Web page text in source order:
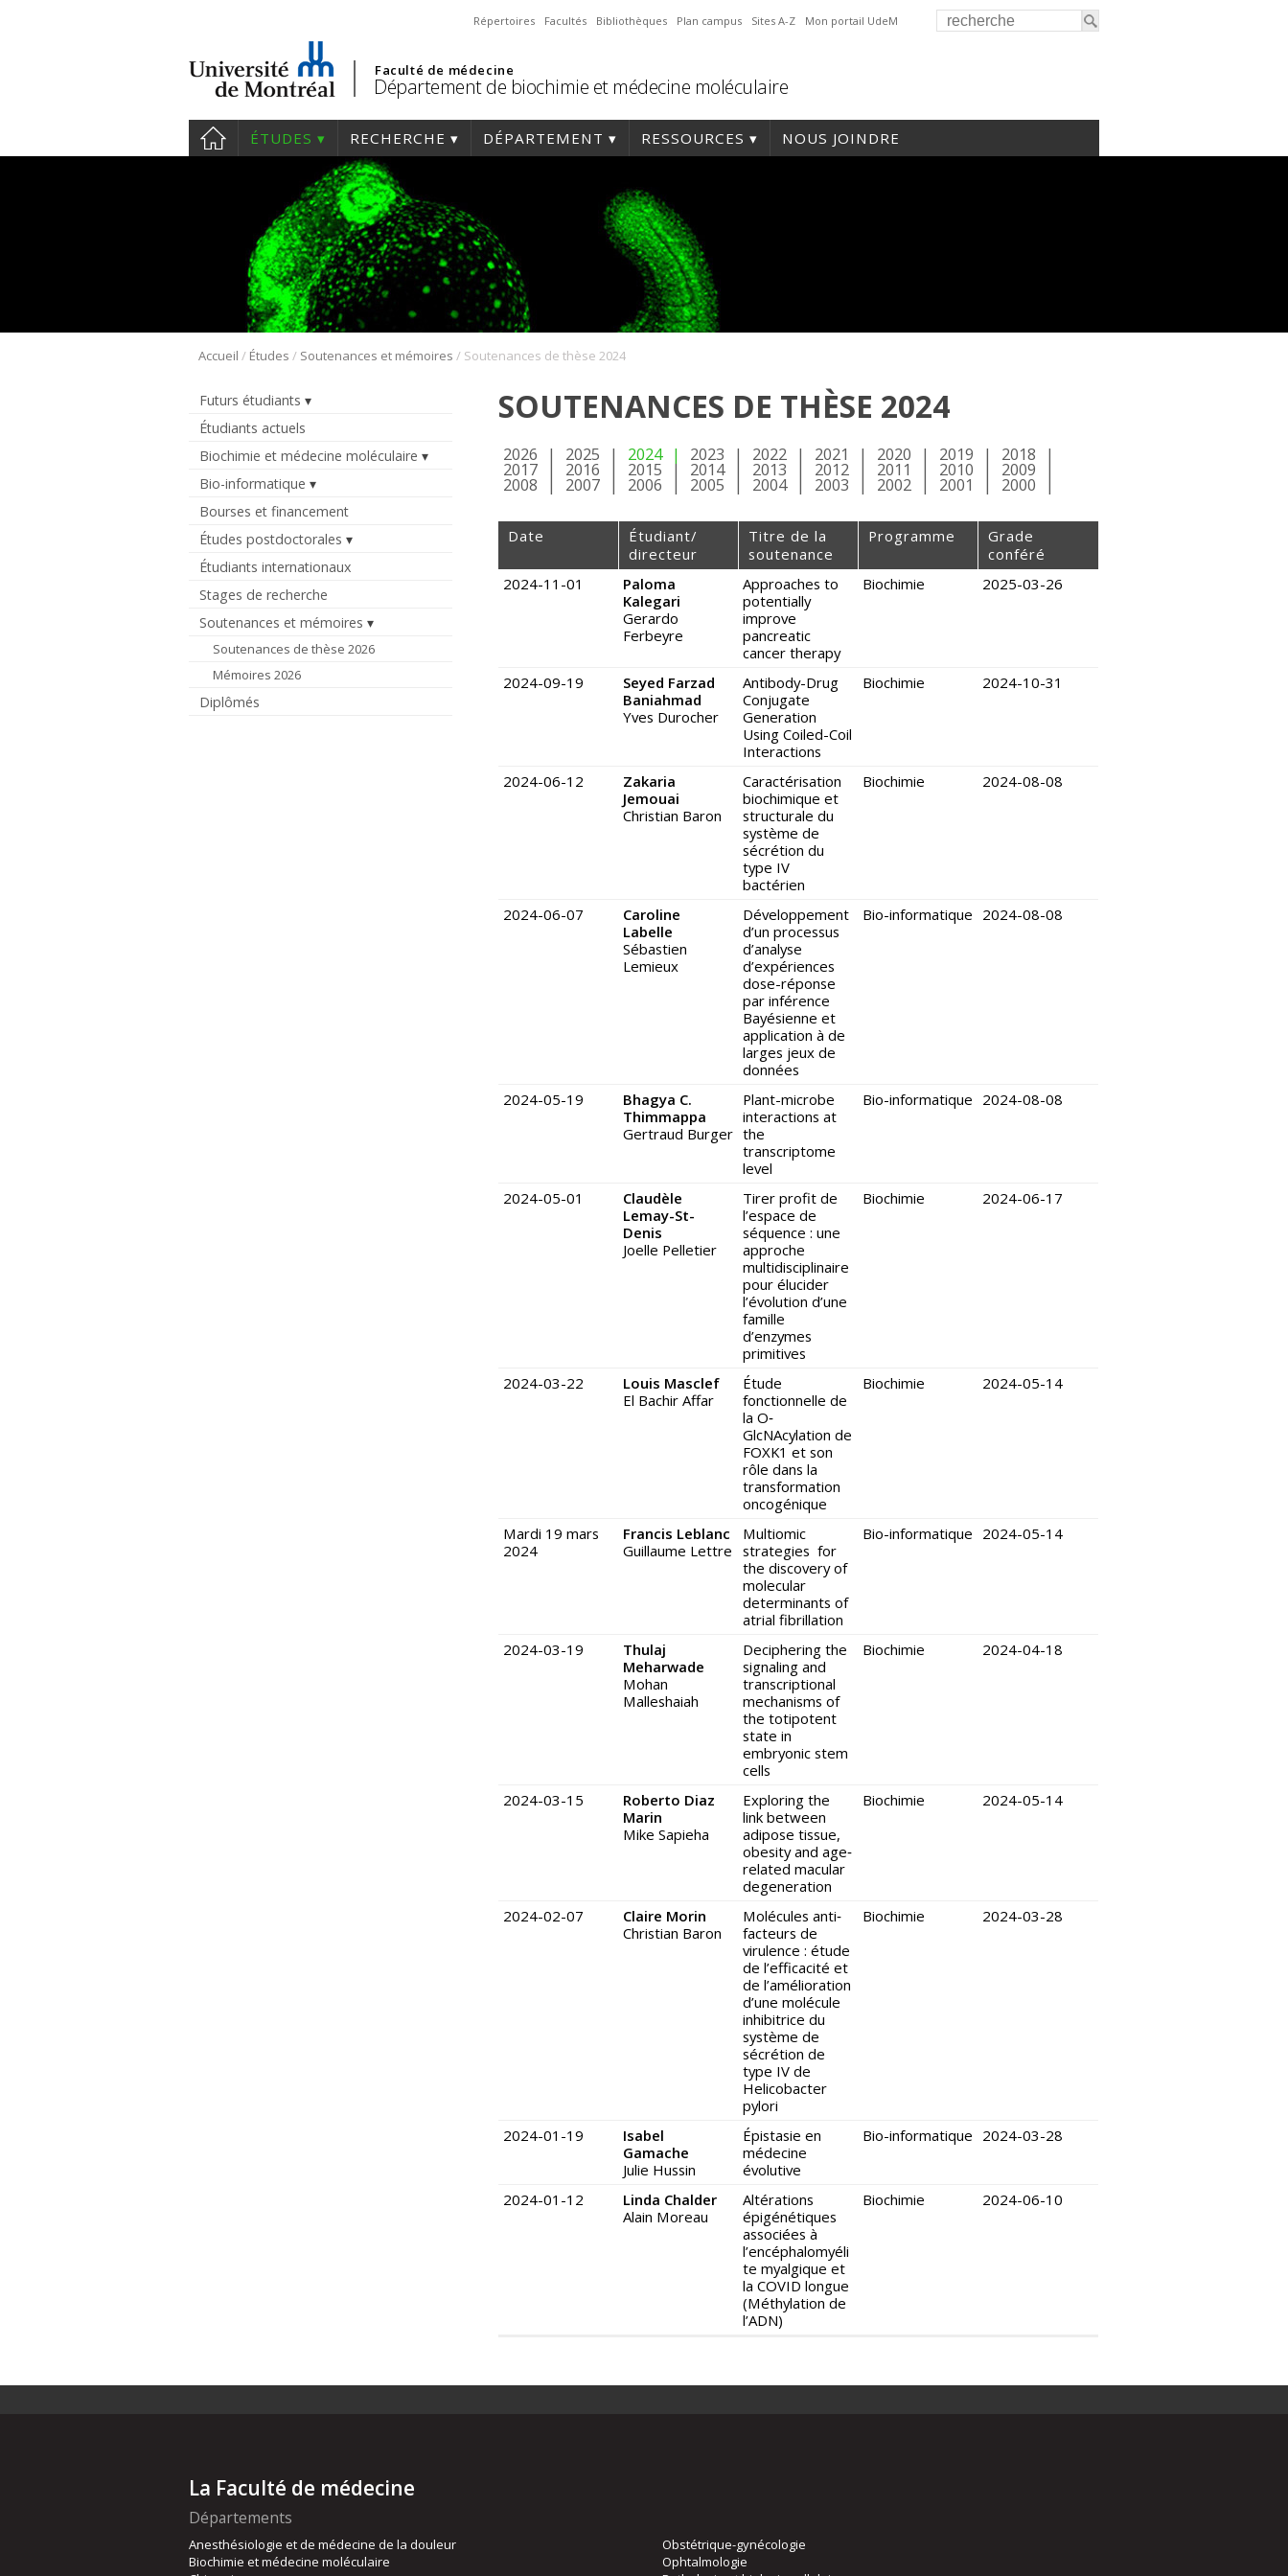
Répertoires Facultés Bibliothèques Plan campus Sites A-Z Mon portail UdeM
Faculté de médecine
Département de biochimie et médecine moléculaire
ÉTUDES RECHERCHE DÉPARTEMENT RESSOURCES NOUS JOINDRE
Accueil / Études / Soutenances et mémoires / Soutenances de thèse 2024
Futurs étudiants
Étudiants actuels
Biochimie et médecine moléculaire
Bio-informatique
Bourses et financement
Études postdoctorales
Étudiants internationaux
Stages de recherche
Soutenances et mémoires
Soutenances de thèse 2026
Mémoires 2026
Diplômés
SOUTENANCES DE THÈSE 2024
2026 2025 2024 2023 2022 2021 2020 2019 2018
2017 2016 2015 2014 2013 2012 2011 2010 2009
2008 2007 2006 2005 2004 2003 2002 2001 2000
Date
Étudiant/
directeur
Titre de la
soutenance
Programme
Grade
conféré
2024-11-01
Paloma
Kalegari
Gerardo
Ferbeyre
Approaches to
potentially
improve
pancreatic
cancer therapy
Biochimie 2025-03-26
2024-09-19
Seyed Farzad
Baniahmad
Yves Durocher
Antibody-Drug
Conjugate
Generation
Using Coiled-Coil
Interactions
Biochimie 2024-10-31
2024-06-12
Zakaria
Jemouai
Christian Baron
Caractérisation
biochimique et
structurale du
système de
sécrétion du
type IV
bactérien
Biochimie 2024-08-08
2024-06-07
Caroline
Labelle
Sébastien
Lemieux
Développement
d’un processus
d’analyse
d’expériences
dose-réponse
par inférence
Bayésienne et
application à de
larges jeux de
données
Bio-informatique 2024-08-08
2024-05-19
Bhagya C.
Thimmappa
Gertraud Burger
Plant-microbe
interactions at
the
transcriptome
level
Bio-informatique 2024-08-08
2024-05-01
Claudèle
Lemay-St-
Denis
Joelle Pelletier
Tirer profit de
l’espace de
séquence : une
approche
multidisciplinaire
pour élucider
l’évolution d’une
famille
d’enzymes
primitives
Biochimie 2024-06-17
2024-03-22
Louis Masclef
El Bachir Affar
Étude
fonctionnelle de
la O‐
GlcNAcylation de
FOXK1 et son
rôle dans la
transformation
oncogénique
Biochimie 2024-05-14
Mardi 19 mars
2024
Francis Leblanc
Guillaume Lettre
Multiomic
strategies for
the discovery of
molecular
determinants of
atrial fibrillation
Bio-informatique 2024-05-14
2024-03-19
Thulaj
Meharwade
Mohan
Malleshaiah
Deciphering the
signaling and
transcriptional
mechanisms of
the totipotent
state in
embryonic stem
cells
Biochimie 2024-04-18
2024-03-15
Roberto Diaz
Marin
Mike Sapieha
Exploring the
link between
adipose tissue,
obesity and age‐
related macular
degeneration
Biochimie 2024-05-14
2024-02-07
Claire Morin
Christian Baron
Molécules anti‐
facteurs de
virulence : étude
de l’efficacité et
de l’amélioration
d’une molécule
inhibitrice du
système de
sécrétion de
type IV de
Helicobacter
pylori
Biochimie 2024-03-28
2024-01-19
Isabel
Gamache
Julie Hussin
Épistasie en
médecine
évolutive
Bio-informatique 2024-03-28
2024-01-12
Linda Chalder
Alain Moreau
Altérations
épigénétiques
associées à
l’encéphalomyéli
te myalgique et
la COVID longue
(Méthylation de
l’ADN)
Biochimie 2024-06-10
La Faculté de médecine
Départements
Anesthésiologie et de médecine de la douleur
Biochimie et médecine moléculaire
Obstétrique-gynécologie
Ophtalmologie